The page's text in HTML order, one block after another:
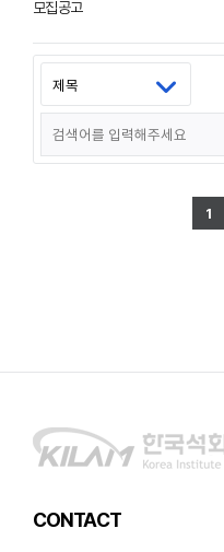
모집공고
1
CONTACT